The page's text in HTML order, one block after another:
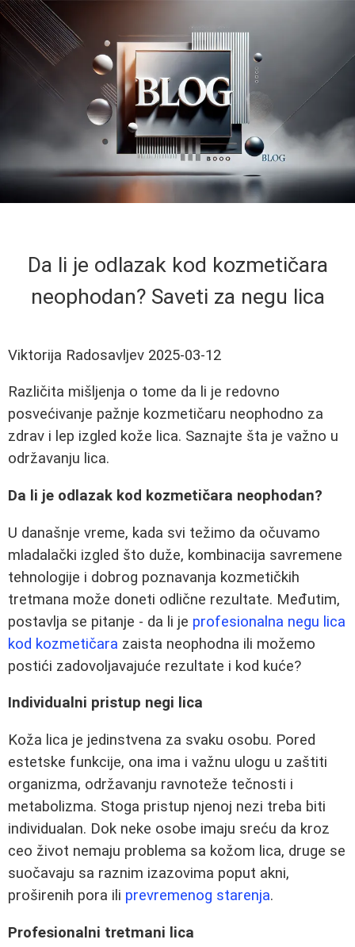
Da li je odlazak kod kozmetičara
neophodan? Saveti za negu lica
Viktorija Radosavljev 2025-03-12
Različita mišljenja o tome da li je redovno
posvećivanje pažnje kozmetičaru neophodno za
zdrav i lep izgled kože lica. Saznajte šta je važno u
održavanju lica.
Da li je odlazak kod kozmetičara neophodan?
U današnje vreme, kada svi težimo da očuvamo
mladalački izgled što duže, kombinacija savremene
tehnologije i dobrog poznavanja kozmetičkih
tretmana može doneti odlične rezultate. Međutim,
postavlja se pitanje - da li je profesionalna negu lica
kod kozmetičara zaista neophodna ili možemo
postići zadovoljavajuće rezultate i kod kuće?
Individualni pristup negi lica
Koža lica je jedinstvena za svaku osobu. Pored
estetske funkcije, ona ima i važnu ulogu u zaštiti
organizma, održavanju ravnoteže tečnosti i
metabolizma. Stoga pristup njenoj nezi treba biti
individualan. Dok neke osobe imaju sreću da kroz
ceo život nemaju problema sa kožom lica, druge se
suočavaju sa raznim izazovima poput akni,
proširenih pora ili prevremenog starenja.
Profesionalni tretmani lica